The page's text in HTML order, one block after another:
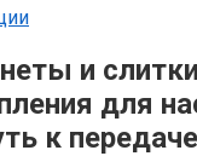
и
для
к